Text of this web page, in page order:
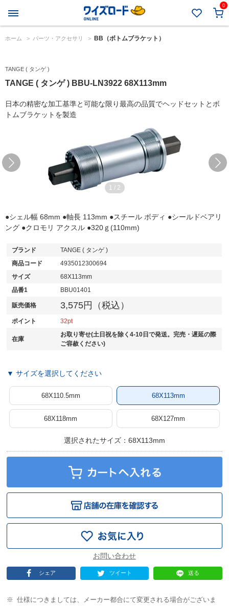
0
ホーム > パーツ・アクセサリ > BB（ボトムブラケット）
TANGE ( タンゲ )
TANGE ( タンゲ ) BBU-LN3922 68X113mm
日本の精密な加工基準と可能な限り最高の品質でヘッドセットとボ
トムブラケットを製造
1 / 2
●シェル幅 68mm ●軸長 113mm ●スチール ボディ ●シールドベアリ
ング ●クロモリ アクスル ●320ｇ(110mm)
ブランド
TANGE ( タンゲ )
商品コード
4935012300694
サイズ
68X113mm
品番1
BBU01401
販売価格 3,575円（税込）
ポイント 32
在庫
お取り寄せ(土日祝を除く4-10日で発送。完売・遅延の際
ご容赦ください)
▼ サイズを選択してください
68X110.5mm 68X113mm
68X118mm 68X127mm
選択されたサイズ：68X113mm
シェア ツイート 送る
仕様につきましては、メーカー都合にて変更される場合がございま